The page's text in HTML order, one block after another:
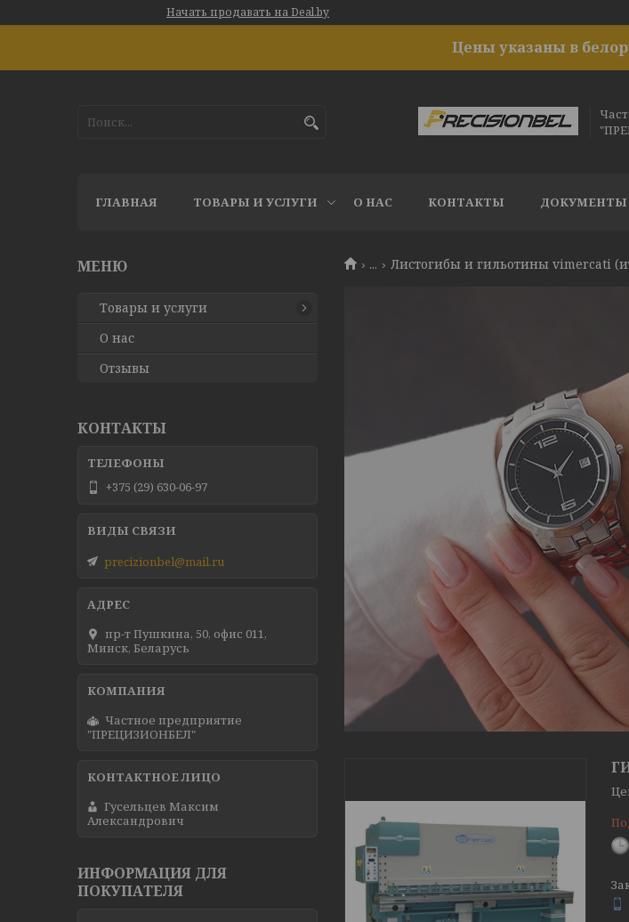
Начать продавать на Deal.by
Цены указаны в
ГЛАВНАЯ ТОВАРЫ И УСЛУГИ О НАС КОНТАКТЫ ДОКУМЕНТЫ
... Листогибы и гильотины vimercati
Товары и услуги
О нас
Отзывы
КОНТАКТЫ
+375 (29) 630-06-97
precizionbel@mail.ru
пр-т Пушкина, 50, офис 011,
Минск, Беларусь
Частное предприятие
"ПРЕЦИЗИОНБЕЛ"
Гусельцев Максим
Александрович
ИНФОРМАЦИЯ ДЛЯ
ПОКУПАТЕЛЯ